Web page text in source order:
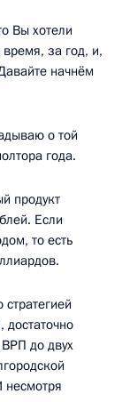
Вы хотели
время, за год, и,
начнём
о той
года.
продукт
Если
то есть
достаточно
до двух
несмотря